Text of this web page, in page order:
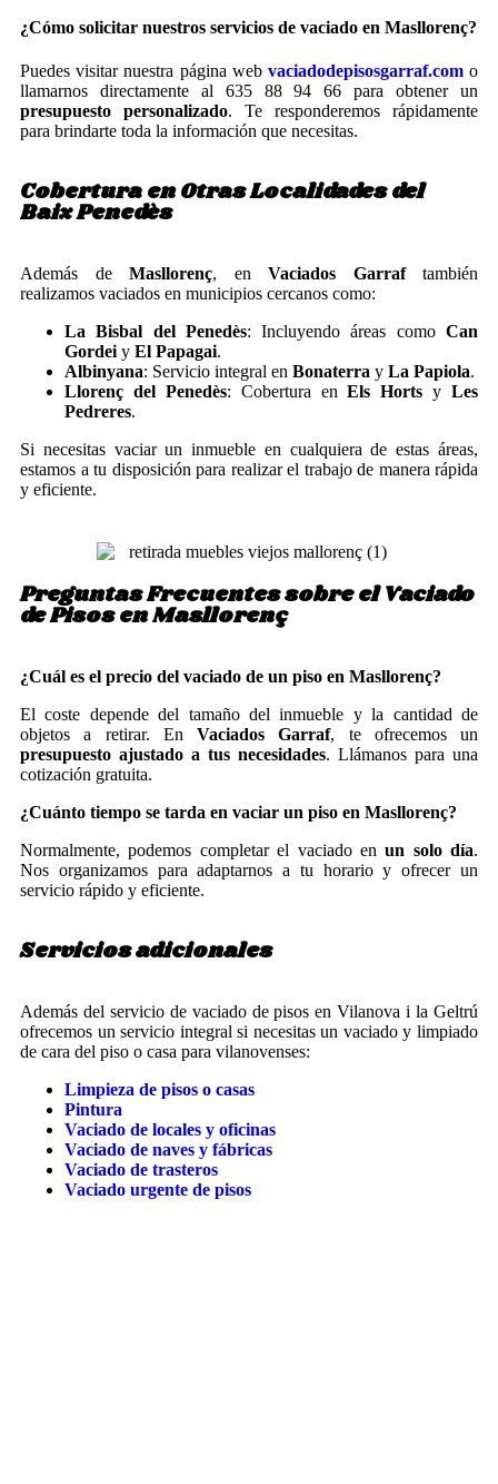
¿Cómo solicitar nuestros servicios de vaciado en Masllorenç?
Puedes visitar nuestra página web vaciadodepisosgarraf.como
llamarnos directamente al 635 88 94 66 para obtener un
presupuesto personalizado. Te responderemos rápidamente
para brindarte toda la información que necesitas.
Cobertura en Otras Localidades del
Baix Penedès
Además de Masllorenç, en Vaciados Garraftambién
realizamos vaciados en municipios cercanos como:
La Bisbal del Penedès: Incluyendo áreas comoCan
Gordei y El Papagai.
Albinyana: Servicio integral en Bonaterra y La Papiola.
Llorenç del Penedès: Cobertura enEls Horts y Les
Pedreres.
Si necesitas vaciar un inmueble en cualquiera de estas áreas,
estamos a tu disposición para realizar el trabajo de manera rápida
y eficiente.
Preguntas Frecuentes sobre el Vaciado
de Pisos en Masllorenç
¿Cuál es el precio del vaciado de un piso en Masllorenç?
El coste depende del tamaño del inmueble y la cantidad de
objetos a retirar. En Vaciados Garraf, te ofrecemos un
presupuesto ajustado a tus necesidades. Llámanos para una
cotización gratuita.
¿Cuánto tiempo se tarda en vaciar un piso en Masllorenç?
Normalmente, podemos completar el vaciado enun solo día.
Nos organizamos para adaptarnos a tu horario y ofrecer un
servicio rápido y eficiente.
Servicios adicionales
Además del servicio de vaciado de pisos en Vilanova i la Geltrú
ofrecemos un servicio integral si necesitas un vaciado y limpiado
de cara del piso o casa para vilanovenses:
Limpieza de pisos o casas
Pintura
Vaciado de locales y oficinas
Vaciado de naves y fábricas
Vaciado de trasteros
Vaciado urgente de pisos